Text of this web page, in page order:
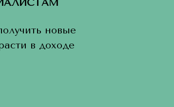
новые
в доходе